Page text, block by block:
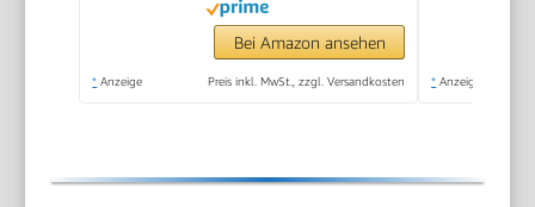
Bei Amazon ansehen
* Anzeige Preis inkl. MwSt., zzgl. Versandkosten * Anzeige